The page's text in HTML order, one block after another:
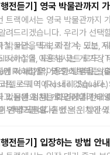
이곳을 방문하시는 건 추
의 모토인 '듣는 만큼 보인
럼 작품의 이야기와 배경
들으며 작품을 감상하시
가 배가 될 건데요. 여러분
서 쉽게 이해하고 재미있
최선을 다해서 영국박물
었으니 오늘 저와 함께하
을 보내셨으면 좋겠습니다
음 챕터를 들어주세요!
을 위해서 무료로 하고 지금까
데요. 그 덕분에 우리도 이렇
는 거죠. 하지만 여기서 주의
무료다 보니 엄청나게 많은 사
서 미리 인터넷으로 예약을 안
시면 운이 없으면 길바닥에서
수가 있어요. 그렇기 때문에
하고 방문하시길 추천해 드리
방법은 투어라이브 블로그에
에 첨부하였으니 확인해 주세요.
전듣기] 영국 박물관까지
트랙에서는 영국 박물관까지
려드리겠습니다. 우리가 선택
철, 버스, 택시, 자전거, 도보,
지하철을 이용하시는 게 가장
에 지하철을 이용한 방법을 알
박물관을 도보로 갈 수 있는
역, 토트넘 코트 로드
Road) 역, 굿즈 스트리트
셀 스퀘어 (Russell Square)
있는데요. 네 개 모두 내려서
안에 도착할 수 있는 위치에
만 이 네 개의 역 중에 우리는
트 로드 역에서 내리겠습니다.
박물관 정문으로 입장할 건데
가깝거든요. 홀번 역은 빨간
가고요. 토트넘 코트 로드 역은
선이나나 검은색 선인 노던
고 정문 위치는 화면에 사진으
부탁드립니다.
전듣기] 입장하는 방법 안내